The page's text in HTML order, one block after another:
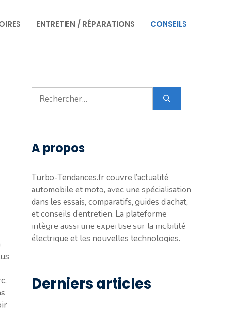
ENTRETIEN / RÉPARATIONS CONSEILS
Rechercher :
A propos
Turbo-Tendances.fr couvre l’actualité
automobile et moto, avec une spécialisation
dans les essais, comparatifs, guides d’achat,
et conseils d’entretien. La plateforme
intègre aussi une expertise sur la mobilité
électrique et les nouvelles technologies.
Derniers articles